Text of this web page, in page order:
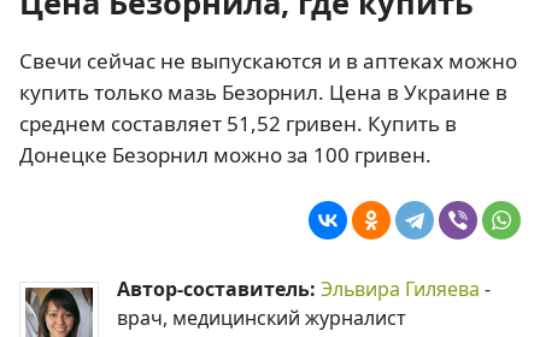
Свечи сейчас не выпускаются и в аптеках можно
купить только мазь Безорнил. Цена в Украине в
среднем составляет 51,52 гривен. Купить в
Донецке Безорнил можно за 100 гривен.
Автор-составитель: Эльвира Гиляева -
врач, медицинский журналист